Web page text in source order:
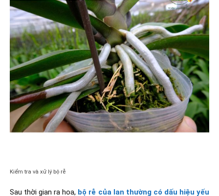
Kiểm tra và xử lý bộ rễ
Sau thời gian ra hoa, bộ rễ của lan thường có dấu hiệu yếu